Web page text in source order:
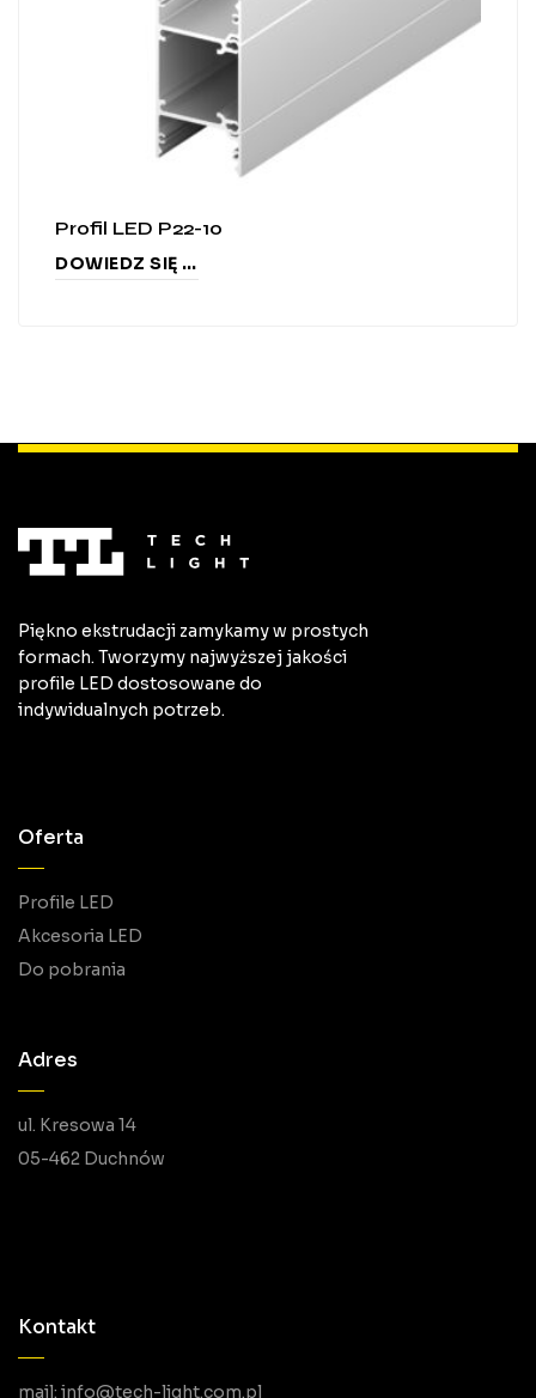
Profil LED P22-10
DOWIEDZ SIĘ WIĘCEJ
Piękno ekstrudacji zamykamy w prostych
formach. Tworzymy najwyższej jakości
profile LED dostosowane do
indywidualnych potrzeb.
Oferta
Profile LED
Akcesoria LED
Do pobrania
Adres
ul. Kresowa 14
05-462 Duchnów
Kontakt
mail: info@tech-light.com.pl